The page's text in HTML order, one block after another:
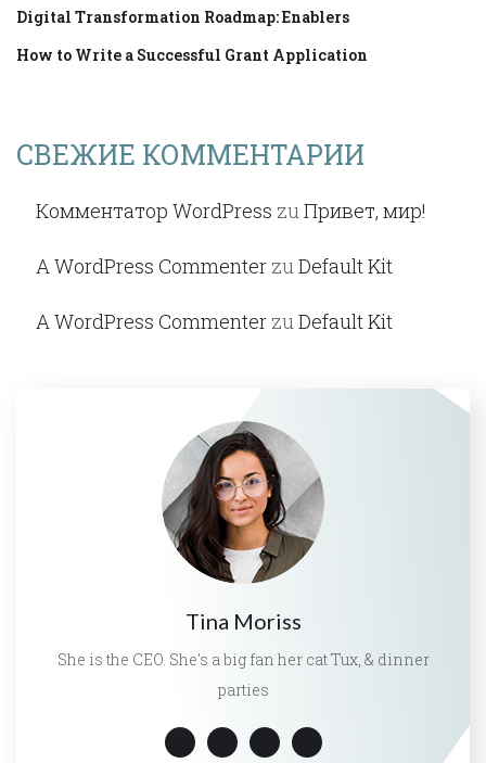
Digital Transformation Roadmap: Enablers
How to Write a Successful Grant Application
СВЕЖИЕ КОММЕНТАРИИ
Комментатор WordPress zuПривет, мир!
A WordPress Commenter zuDefault Kit
A WordPress Commenter zuDefault Kit
Tina Moriss
She is the CEO. She's a big fan her cat Tux, & dinner
parties